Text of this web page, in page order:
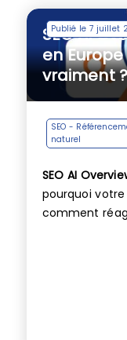
Publié le 7 juillet
SEO AI
en
vraiment
SEO -
naturel
SEO AI
pourquoi
comment